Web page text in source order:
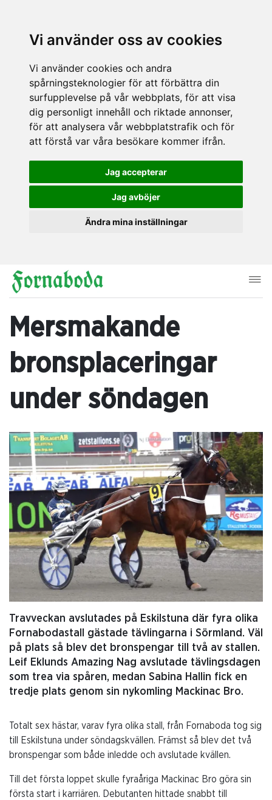
Vi använder oss av cookies
Vi använder cookies och andra
spårningsteknologier för att förbättra din
surfupplevelse på vår webbplats, för att visa
dig personligt innehåll och riktade annonser,
för att analysera vår webbplatstrafik och för
att förstå var våra besökare kommer ifrån.
Jag accepterar
Jag avböjer
Ändra mina inställningar
Mersmakande
bronsplaceringar
under söndagen
Travveckan avslutades på Eskilstuna där fyra olika
Fornabodastall gästade tävlingarna i Sörmland. Väl
på plats så blev det bronspengar till två av stallen.
Leif Eklunds Amazing Nag avslutade tävlingsdagen
som trea via spåren, medan Sabina Hallin fick en
tredje plats genom sin nykomling Mackinac Bro.
Totalt sex hästar, varav fyra olika stall, från Fornaboda tog sig
till Eskilstuna under söndagskvällen. Främst så blev det två
bronspengar som både inledde och avslutade kvällen.
Till det första loppet skulle fyraåriga Mackinac Bro göra sin
första start i karriären. Debutanten hittade snabbt till